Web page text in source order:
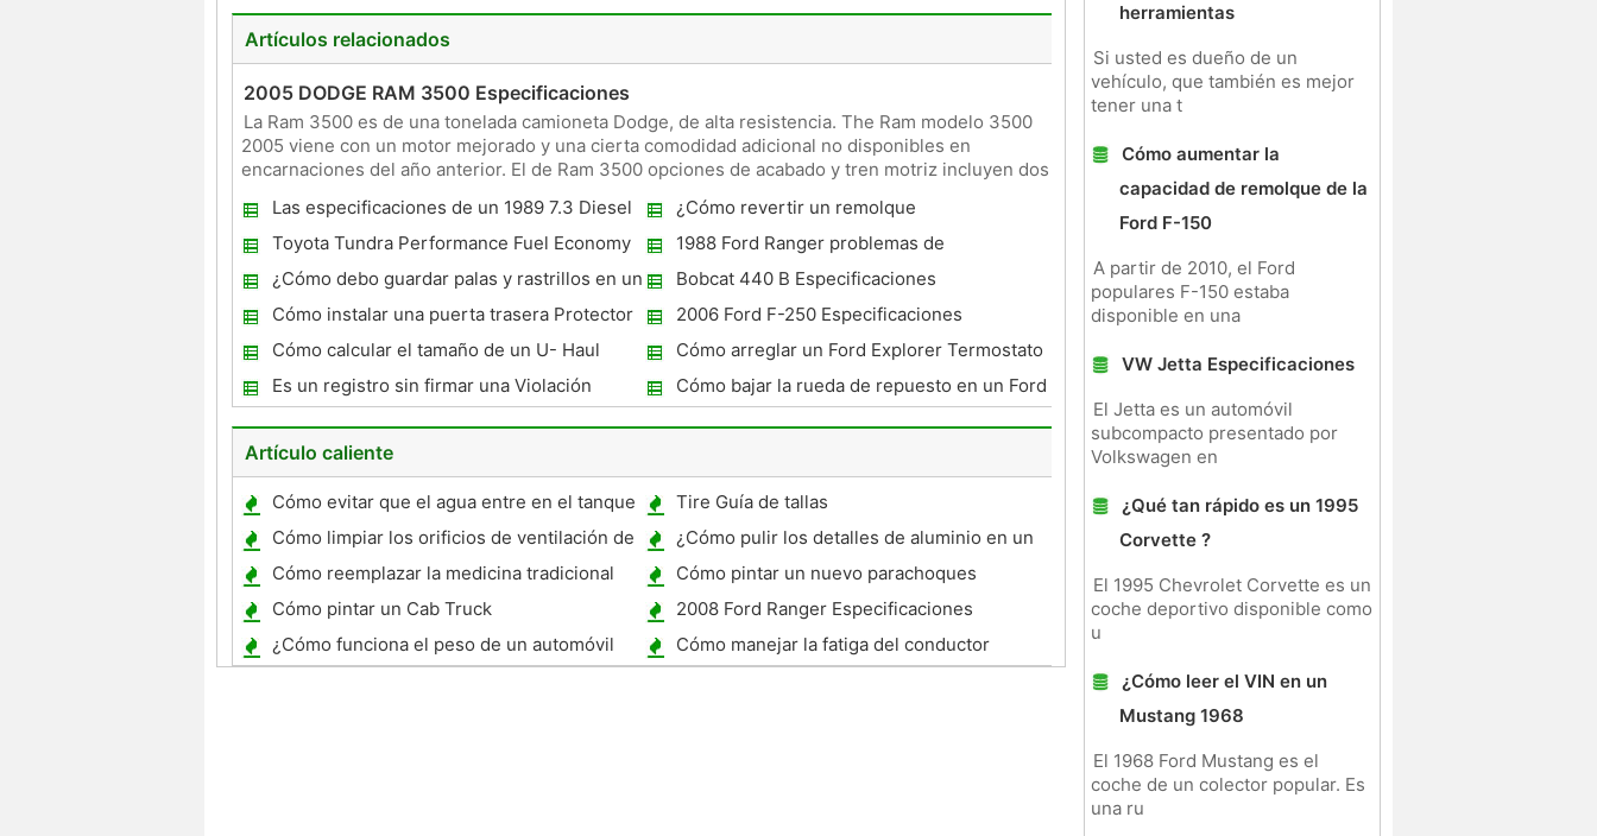
Artículos relacionados
2005 DODGE RAM 3500 Especificaciones
La Ram 3500 es de una tonelada camioneta Dodge, de alta resistencia. The Ram modelo 3500
2005 viene con un motor mejorado y una cierta comodidad adicional no disponibles en
encarnaciones del año anterior. El de Ram 3500 opciones de acabado y tren motriz incluyen dos y
Las especificaciones de un 1989 7.3 Diesel
HP
¿Cómo revertir un remolque
Toyota Tundra Performance Fuel Economy
1988 Ford Ranger problemas de
combustible
¿Cómo debo guardar palas y rastrillos en un
camión de caja?
Bobcat 440 B Especificaciones
Cómo instalar una puerta trasera Protector
2006 Ford F-250 Especificaciones
Camiones
Cómo calcular el tamaño de un U- Haul
Cómo arreglar un Ford Explorer Termostato
1992
Es un registro sin firmar una Violación
Mayor Contra de Conducir Con
Cómo bajar la rueda de repuesto en un Ford
F- 150
Artículo caliente
Cómo evitar que el agua entre en el tanque
de su barco
Tire Guía de tallas
Cómo limpiar los orificios de ventilación de
coches para eliminar el olor
¿Cómo pulir los detalles de aluminio en un
1968 Ford?
Cómo reemplazar la medicina tradicional
china en un Chrysler de 2001
Cómo pintar un nuevo parachoques
Cómo pintar un Cab Truck
2008 Ford Ranger Especificaciones
¿Cómo funciona el peso de un automóvil
afecta la distancia que se desplaza
Cómo manejar la fatiga del conductor
herramientas
Si usted es dueño de un
vehículo, que también es mejor
tener una t
Cómo aumentar la
capacidad de remolque de la
Ford F-150
A partir de 2010, el Ford
populares F-150 estaba
disponible en una
VW Jetta Especificaciones
El Jetta es un automóvil
subcompacto presentado por
Volkswagen en
¿Qué tan rápido es un 1995
Corvette ?
El 1995 Chevrolet Corvette es un
coche deportivo disponible como
u
¿Cómo leer el VIN en un
Mustang 1968
El 1968 Ford Mustang es el
coche de un colector popular. Es
una ru